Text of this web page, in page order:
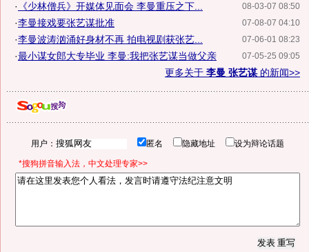
08-03-07 08:50
· 《少林僧兵》开媒体见面会 李曼重压之下...
07-08-07 04:10
·李曼接戏要张艺谋批准
07-06-01 08:23
·李曼波涛汹涌好身材不再 拍电视剧获张艺...
07-05-25 09:05
·最小谋女郎大专毕业 李曼:我把张艺谋当做父亲
更多关于 李曼 张艺谋的新闻>>
用户： 匿名 隐藏地址 设为辩论话题
*搜狗拼音输入法，中文处理专家>>